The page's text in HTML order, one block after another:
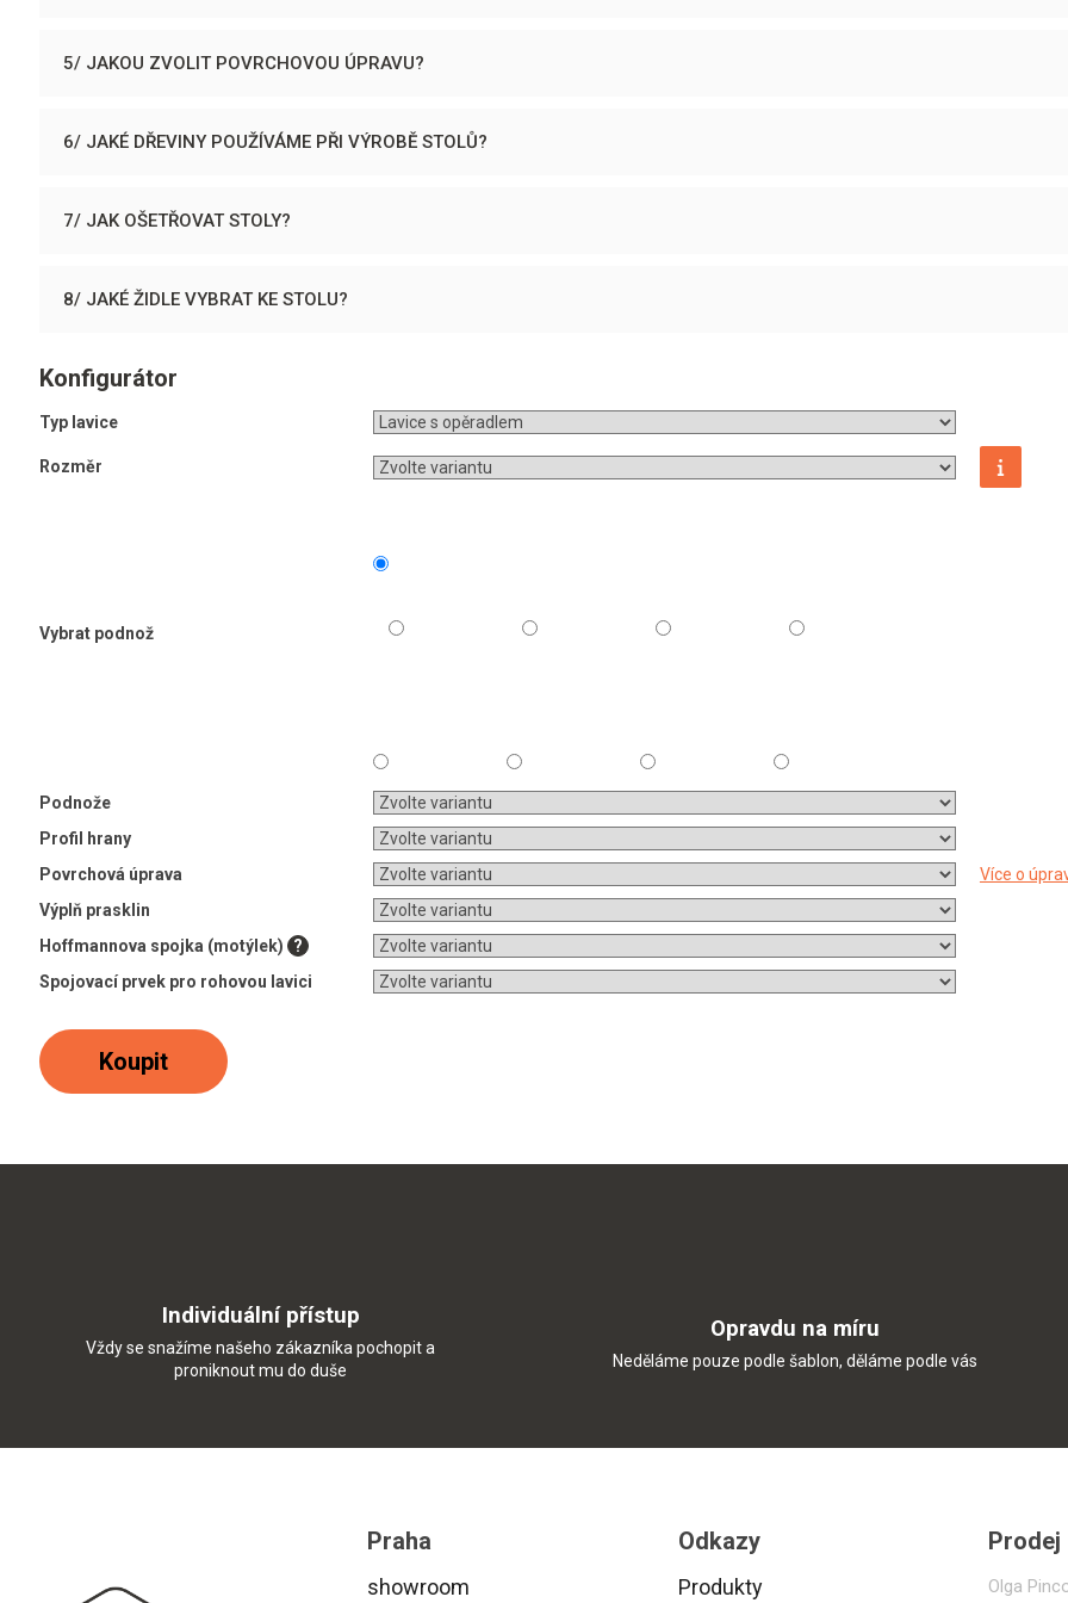
5/ JAKOU ZVOLIT POVRCHOVOU ÚPRAVU?
6/ JAKÉ DŘEVINY POUŽÍVÁME PŘI VÝROBĚ STOLŮ?
7/ JAK OŠETŘOVAT STOLY?
8/ JAKÉ ŽIDLE VYBRAT KE STOLU?
Konfigurátor
Typ lavice
Rozměr
Vybrat podnož
Podnože
Profil hrany
Povrchová úprava
Více o
Výplň prasklin
Hoffmannova spojka (motýlek) ?
Spojovací prvek pro rohovou lavici
Koupit
Individuální přístup
Vždy se snažíme našeho zákazníka pochopit a
proniknout mu do duše
Opravdu na míru
Neděláme pouze podle šablon, děláme podle vás
Praha
showroom
Odkazy
Produkty
Prodej
Olga